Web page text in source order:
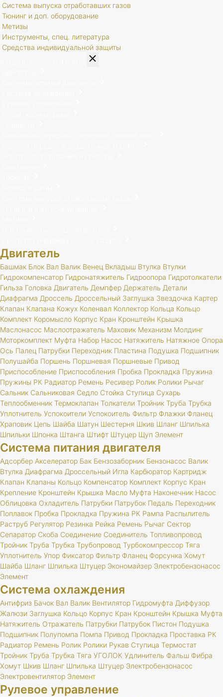
Система выпуска отработавших газов
Тюнинг и доп. оборудование
Метизы
Инструменты, спец. литература
Средства индивидуальной защиты
Двигатель
Башмак Блок Вал Валик Венец Вкладыш Втулка Втулки
Гидрокомпенсатор Гидронатяжитель Гидроопора Гидротолкатели
Гильза Головка Двигатель Демпфер Держатель Детали
Диафрагма Дроссель Дроссельный Заглушка Звездочка Картер
Клапан Клапана Кожух Коленвал Коллектор Кольца Кольцо
Комплект Коромысло Корпус Кран Кронштейн Крышка
Маслонасос Маслоотражатель Маховик Механизм Молдинг
Моторкомплект Муфта Набор Насос Натяжитель Натяжное Опора
Ось Палец Патрубки Переходник Пластина Подушка Подшипник
Полушайба Поршень Поршневая Поршневые Привод
Приспособление Приспособления Пробка Прокладка Пружина
Пружины РК Радиатор Ремень Ресивер Ролик Ролики Рычаг
Сальник Сальниковая Седло Стойка Ступица Сухарь
Теплообменник Термоклапан Толкатели Тройник Труба Трубка
Уплотнитель Успокоители Успокоитель Фильтр Флажки Фланец
Храповик Цепь Шайба Шатун Шестерня Шкив Шланг Шпилька
Шпильки Шпонка Штанга Штифт Штуцер Щуп Элемент
Система питания двигателя
Адсорбер Акселератор Бак Бензозаборник Бензонасос Валик
Втулка Диафрагма Дроссельный Игла Карбюратор Картридж
Клапан Клапаны Кольцо Компенсатор Комплект Корпус Кран
Крепление Кронштейн Крышка Масло Муфта Наконечник Насос
Облицовка Охладитель Патрубки Патрубок Педаль Переходник
Поплавок Пробка Прокладка Пружина РК Рампа Распылитель
Раструб Регулятор Резинка Рейка Ремень Рычаг Сектор
Сепаратор Скоба Соединение Соединитель Топливопровод
Тройник Труба Трубка Трубопровод Турбокомпрессор Тяга
Уплотнитель Упор Фиксатор Фильтр Фланец Форсунка Хомут
Шайба Шланг Шпилька Штуцер Экономайзер Электробензонасос
Элемент
Система охлаждения
Антифриз Бачок Вал Валик Вентилятор Гидромуфта Диффузор
Жалюзи Заглушка Кольцо Корпус Кран Кронштейн Крышка Муфта
Натяжитель Отражатель Патрубки Патрубок Пистон Подушка
Подшипник Полупомпа Помпа Привод Прокладка Проставка РК
Радиатор Ремень Ролик Ролики Рукав Ступица Термостат
Тройник Труба Трубка Тяга УГОЛОК Удлинитель Фальш Фибра
Хомут Шкив Шланг Шпилька Штуцер Электробензонасос
Электровентилятор Элемент
Рулевое управление